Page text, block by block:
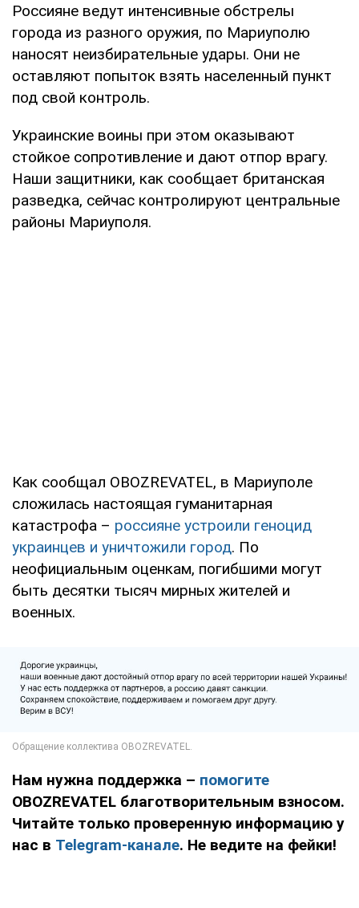
Россияне ведут интенсивные обстрелы
города из разного оружия, по Мариуполю
наносят неизбирательные удары. Они не
оставляют попыток взять населенный пункт
под свой контроль.
Украинские воины при этом оказывают
стойкое сопротивление и дают отпор врагу.
Наши защитники, как сообщает британская
разведка, сейчас контролируют центральные
районы Мариуполя.
Как сообщал OBOZREVATEL, в Мариуполе
сложилась настоящая гуманитарная
катастрофа – россияне устроили геноцид
украинцев и уничтожили город. По
неофициальным оценкам, погибшими могут
быть десятки тысяч мирных жителей и
военных.
Нам нужна поддержка – помогите
OBOZREVATEL благотворительным взносом.
Читайте только проверенную информацию у
нас в Telegram-канале. Не ведите на фейки!